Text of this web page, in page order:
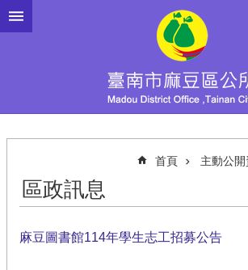
跳到主要內容區塊
首頁 主動公
區政訊息
麻豆圖書館114年學生志工招募公告